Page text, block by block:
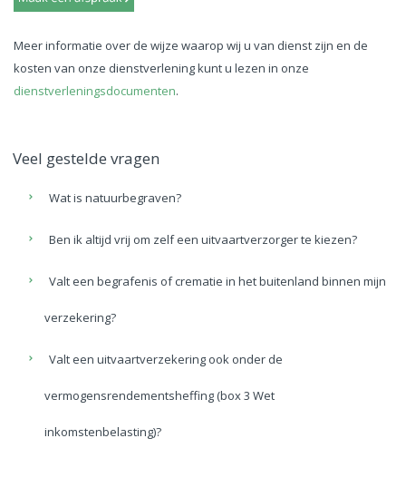
Meer informatie over de wijze waarop wij u van dienst zijn en de
kosten van onze dienstverlening kunt u lezen in onze
dienstverleningsdocumenten.
Veel gestelde vragen
Wat is natuurbegraven?
Ben ik altijd vrij om zelf een uitvaartverzorger te kiezen?
Valt een begrafenis of crematie in het buitenland binnen mijn
verzekering?
Valt een uitvaartverzekering ook onder de
vermogensrendementsheffing (box 3 Wet
inkomstenbelasting)?